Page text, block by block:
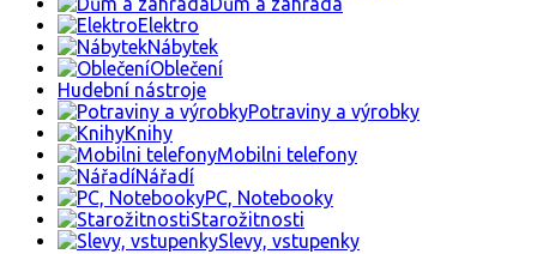
Elektro
Nábytek
Oblečení
Hudební nástroje
Potraviny a výrobky
Knihy
Mobilni telefony
Nářadí
PC, Notebooky
Starožitnosti
Slevy, vstupenky